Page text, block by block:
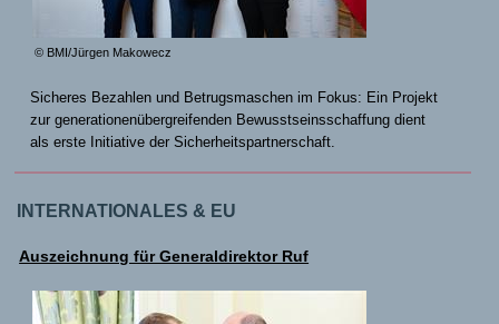
© BMI/Jürgen Makowecz
Sicheres Bezahlen und Betrugsmaschen im Fokus: Ein Projekt
zur generationenübergreifenden Bewusstseinsschaffung dient
als erste Initiative der Sicherheitspartnerschaft.
INTERNATIONALES & EU
Auszeichnung für Generaldirektor Ruf